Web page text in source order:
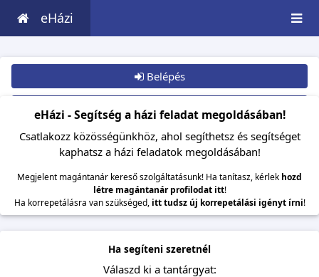
eHázi
Belépés
Csatlakozom
eHázi - Segítség a házi feladat megoldásában!
Csatlakozz közösségünkhöz, ahol segíthetsz és segítséget
kaphatsz a házi feladatok megoldásában!
Megjelent magántanár kereső szolgáltatásunk! Ha tanítasz, kérlek hozd
létre magántanár profilodat itt!
Ha korrepetálásra van szükséged, itt tudsz új korrepetálási igényt írni!
Ha segíteni szeretnél
Válaszd ki a tantárgyat: